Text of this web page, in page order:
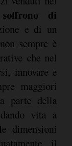
di
e di un
sempre è
che nel
innovare e
maggiori
parte della
vita a
dimensioni
il